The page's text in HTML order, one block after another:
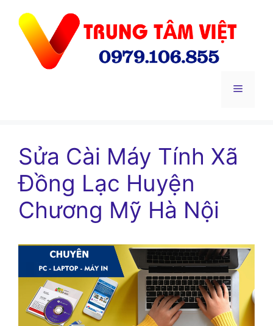
Menu
Sửa Cài Máy Tính Xã
Đồng Lạc Huyện
Chương Mỹ Hà Nội